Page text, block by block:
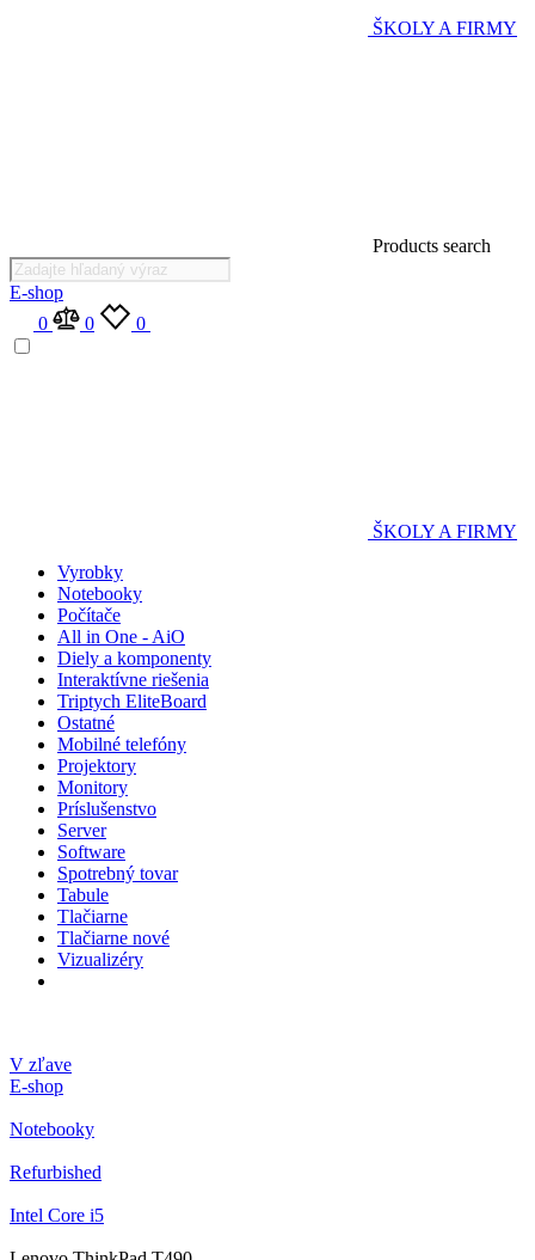
ŠKOLY A FIRMY
Products search
E-shop
0
0 0
ŠKOLY A FIRMY
Vyrobky
Notebooky
Počítače
All in One - AiO
Diely a komponenty
Interaktívne riešenia
Triptych EliteBoard
Ostatné
Mobilné telefóny
Projektory
Monitory
Príslušenstvo
Server
Software
Spotrebný tovar
Tabule
Tlačiarne
Tlačiarne nové
Vizualizéry
V zľave
E-shop
Notebooky
Refurbished
Intel Core i5